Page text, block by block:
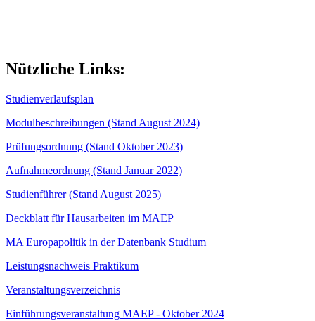
Nützliche Links:
Studienverlaufsplan
Modulbeschreibungen (Stand August 2024)
Prüfungsordnung (Stand Oktober 2023)
Aufnahmeordnung (Stand Januar 2022)
Studienführer (Stand August 2025)
Deckblatt für Hausarbeiten im MAEP
MA Europapolitik in der Datenbank Studium
Leistungsnachweis Praktikum
Veranstaltungsverzeichnis
Einführungsveranstaltung MAEP - Oktober 2024